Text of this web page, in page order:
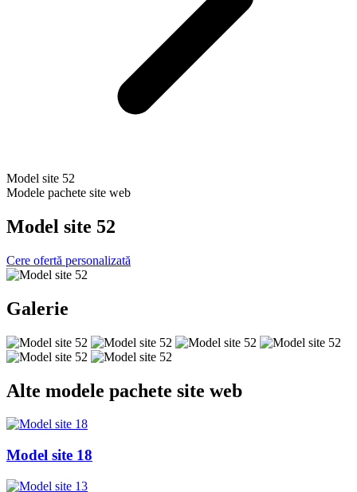
Model site 52
Modele pachete site web
Model site 52
Cere ofertă personalizată
Galerie
Alte modele pachete site web
Model site 18